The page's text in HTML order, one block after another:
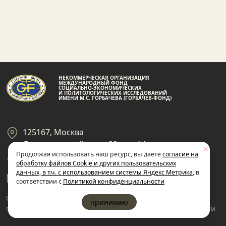
НЕКОММЕРЧЕСКАЯ ОРГАНИЗАЦИЯ
МЕЖДУНАРОДНЫЙ ФОНД
СОЦИАЛЬНО-ЭКОНОМИЧЕСКИХ
И ПОЛИТОЛОГИЧЕСКИХ ИССЛЕДОВАНИЙ
ИМЕНИ М.С. ГОРБАЧЕВА (ГОРБАЧЕВ-ФОНД)
125167, Москва
Ленинградский пр-кт 39, стр 14
+7 495 945-59-99
gf@gorby.ru
Cогласие на обработку
пользовательских данных
конфиденциальности
Продолжая использовать наш ресурс, вы даетесогласие на
обработку файлов Cookie и других пользовательских
данных, в т.ч. с использованием системы Яндекс Метрика, в
соответствии с Политикой конфиденциальности
принимаю